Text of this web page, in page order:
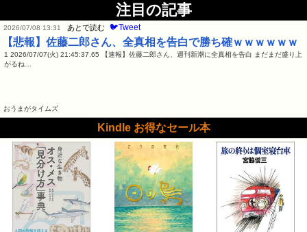
注目の記事
2026/07/08 13:31 あとで読む 🐦Tweet
【悲報】佐藤二郎さん、全真相を告白で勝ち確ｗｗｗｗｗｗ
1 2026/07/07(火) 21:45:37.65 【速報】佐藤二郎さん、週刊新潮に全真相を告白 まだまだ盛り上
がるね…
おうまがタイムズ
Kindle お得なセール本